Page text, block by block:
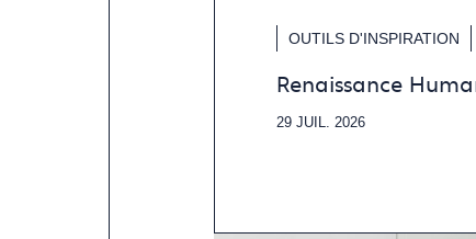
OUTILS D'INSPIRATION
Renaissance
29 JUIL. 2026